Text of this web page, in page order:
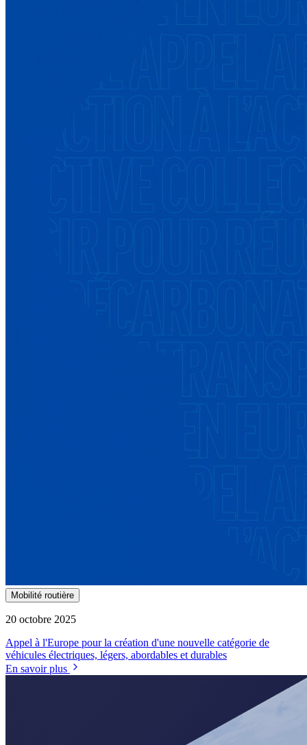
Mobilité routière
20 octobre 2025
Appel à l'Europe pour la création d'une nouvelle catégorie de
véhicules électriques, légers, abordables et durables
En savoir plus